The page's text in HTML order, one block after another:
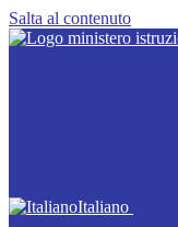
Salta al contenuto
Italiano